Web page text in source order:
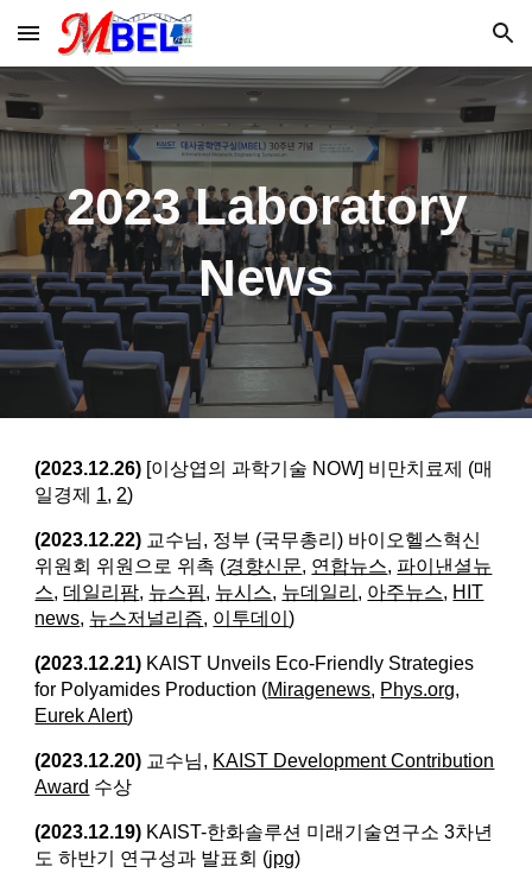
Skip to main content Skip to navigation
2023Laboratory
News
(2023.12.26) [이상엽의 과학기술 NOW] 비만치료제 (매
일경제 1, 2)
(2023.12.22) 교수님, 정부 (국무총리) 바이오헬스혁신
위원회 위원으로 위촉 (경향신문, 연합뉴스, 파이낸셜뉴
스,데일리팜, 뉴스핌, 뉴시스, 뉴데일리 , 아주뉴스, HIT
news, 뉴스저널리즘, 이투데이)
(2023.12.21) KAIST Unveils Eco-Friendly Strategies
for Polyamides Production (Miragenews, Phys.org,
Eurek Alert)
(2023.12.20) 교수님, KAIST Development Contribution
Award 수상
(2023.12.19) KAIST-한화솔루션 미래기술연구소 3차년
도 하반기 연구성과 발표회 (jpg)